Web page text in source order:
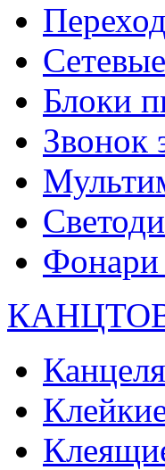
Блоки
Звонок
Фонари